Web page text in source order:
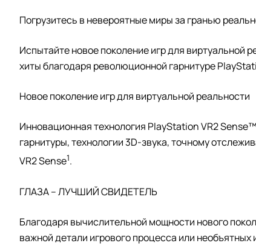
Погрузитесь в невероятные миры за гранью
Испытайте новое поколение игр для
хиты благодаря революционной гарнитуре
Новое поколение игр для виртуальной реальности
Инновационная технология PlayStation VR2
гарнитуры, технологии 3D-звука, точному
VR2 Sense1‎.
ГЛАЗА – ЛУЧШИЙ СВИДЕТЕЛЬ
Благодаря вычислительной мощности нового
важной детали игрового процесса или